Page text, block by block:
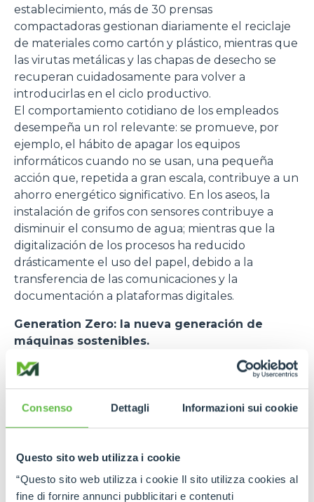
Consenso Dettagli Informazioni sui cookie
Questo sito web utilizza i cookie
“Questo sito web utilizza i cookie Il sito utilizza cookies al
fine di fornire annunci pubblicitari e contenuti
establecimiento, más de 30 prensas
compactadoras gestionan diariamente el reciclaje
de materiales como cartón y plástico, mientras que
las virutas metálicas y las chapas de desecho se
recuperan cuidadosamente para volver a
introducirlas en el ciclo productivo.
El comportamiento cotidiano de los empleados
desempeña un rol relevante: se promueve, por
ejemplo, el hábito de apagar los equipos
informáticos cuando no se usan, una pequeña
acción que, repetida a gran escala, contribuye a un
ahorro energético significativo. En los aseos, la
instalación de grifos con sensores contribuye a
disminuir el consumo de agua; mientras que la
digitalización de los procesos ha reducido
drásticamente el uso del papel, debido a la
transferencia de las comunicaciones y la
documentación a plataformas digitales.
Generation Zero: la nueva generación de
máquinas sostenibles.
A nivel de producción Merlo también invierte, cada
año, en Investigación y Desarrollo, para poder
responder a la creciente demanda de su mercado
de referencia.
La empresa de Cúneo ha desarrollado una serie de
que representan la base principal de su gama
Generation Zero. Estos vehículos han sido
diseñados para reducir al mínimo las emisiones y